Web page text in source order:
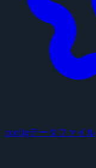
configデータファイル